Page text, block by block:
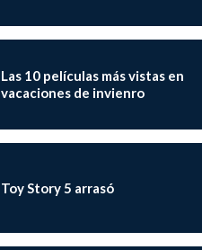
Las 10 películas más vistas en
vacaciones de invienro
Toy Story 5 arrasó